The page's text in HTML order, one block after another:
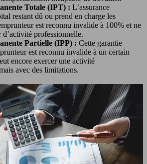
Totale (IPT) : L’assurance
restant dû ou prend en charge les
est reconnu invalide à 100% et ne
d’activité professionnelle.
Partielle (IPP) : Cette garantie
est reconnu invalide à un certain
encore exercer une activité
avec des limitations.